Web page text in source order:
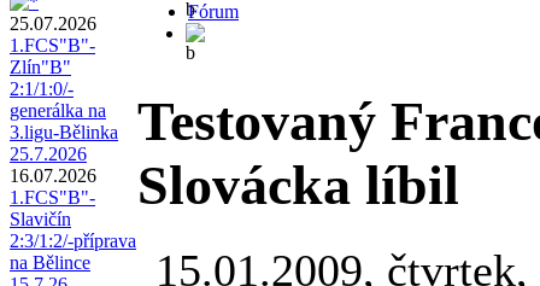
25.07.2026
1.FCS"B"-
Zlín"B"
2:1/1:0/-
generálka na
3.ligu-Bělinka
25.7.2026
16.07.2026
1.FCS"B"-
Slavičín
2:3/1:2/-příprava
na Bělince
Fórum
Testovaný
Slovácka líbil
15.01.2009, čtvrtek,